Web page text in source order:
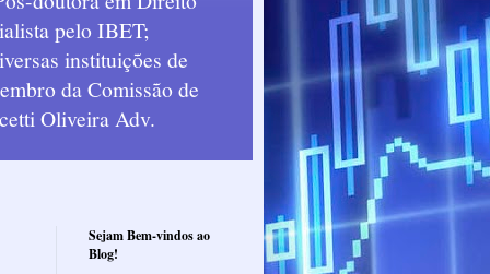
pelo IBET;
instituições de
da Comissão de
Oliveira Adv.
Sejam Bem-vindos ao
Blog!